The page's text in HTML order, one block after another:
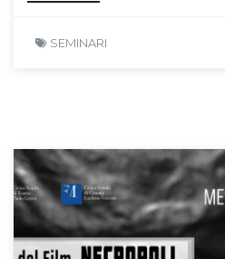
SEMINARI